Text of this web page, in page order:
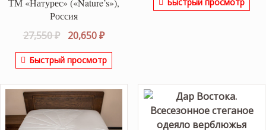
ТМ «Натурес» («Nature’s»),
Россия
27,550₽
Первоначальная
цена
составляла
20,650₽Текущая
цена:
20,650 ₽.
Быстрый просмотр